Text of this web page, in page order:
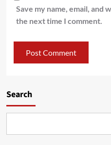
Save my name, email, and
the next time I comment.
Search